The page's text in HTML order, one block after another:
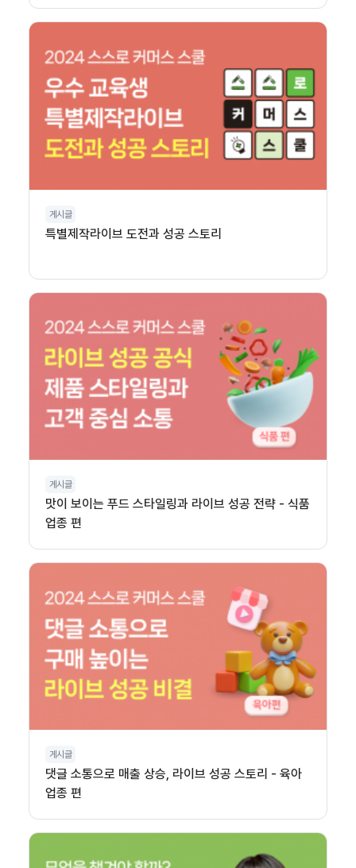
게시글
특별제작라이브 도전과 성공 스토리
게시글
맛이 보이는 푸드 스타일링과 라이브 성공 전략 - 식품
업종 편
게시글
댓글 소통으로 매출 상승, 라이브 성공 스토리 - 육아
업종 편